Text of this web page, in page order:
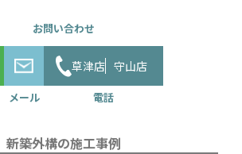
草津店 守山店
新築外構の施工事例